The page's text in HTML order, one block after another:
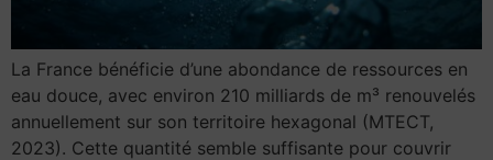
La France bénéficie d’une abondance de ressources en
eau douce, avec environ 210 milliards de m³ renouvelés
annuellement sur son territoire hexagonal (MTECT,
2023). Cette quantité semble suffisante pour couvrir